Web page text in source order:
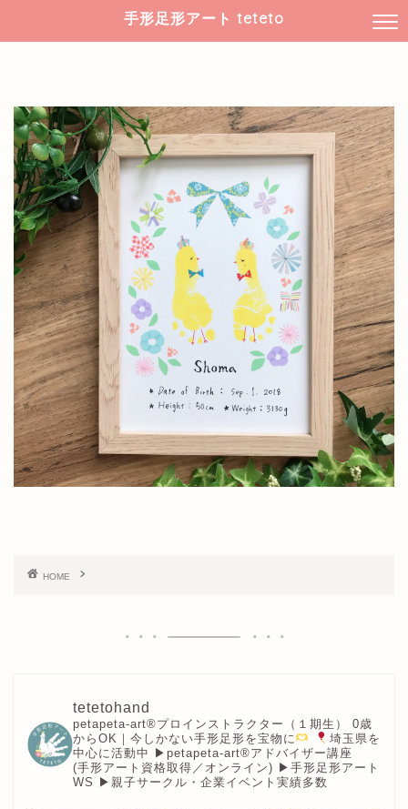
手形足形アート teteto
HOME
tetetohand
petapeta-art®︎プロインストラクター（１期生）
0歳
からOK｜今しかない手形足形を宝物に
埼玉県を
中心に活動中 ▶︎petapeta-art®アドバイザー講座
(手形アート資格取得／オンライン) ▶︎手形足形アート
WS ▶︎親子サークル・企業イベント実績多数